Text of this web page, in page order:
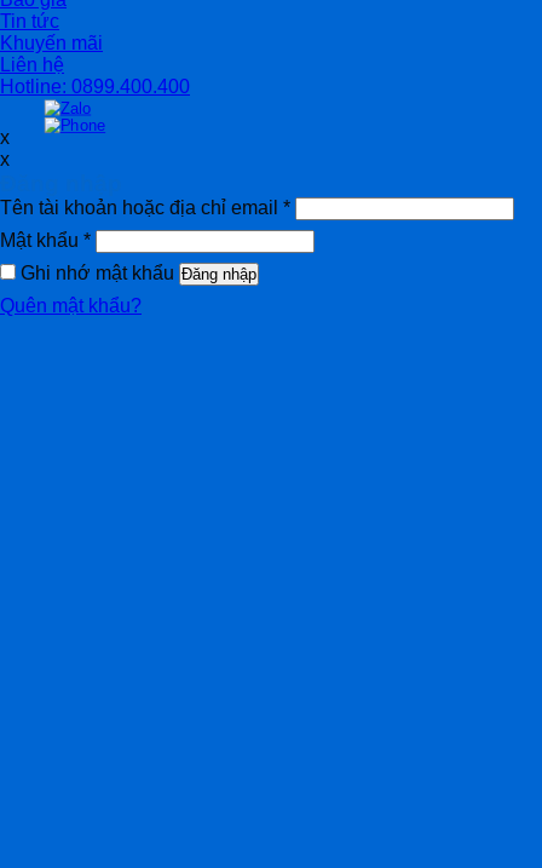
Tin tức
Khuyến mãi
Liên hệ
Hotline: 0899.400.400
x
x
Tên tài khoản hoặc địa chỉ email *
Mật khẩu *
Ghi nhớ mật khẩu Đăng nhập
Quên mật khẩu?